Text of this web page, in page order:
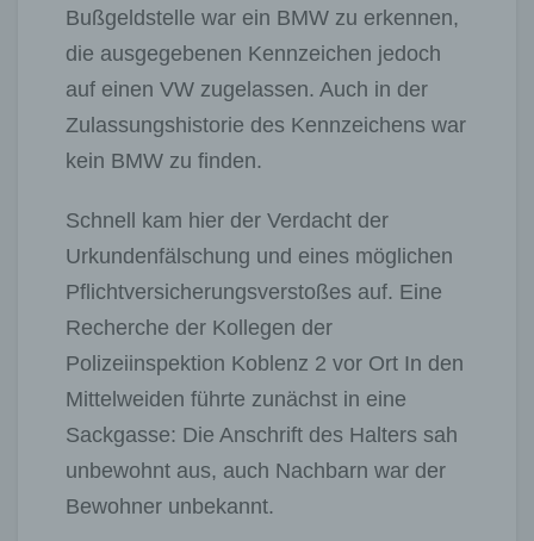
Bußgeldstelle war ein BMW zu erkennen,
die ausgegebenen Kennzeichen jedoch
auf einen VW zugelassen. Auch in der
Zulassungshistorie des Kennzeichens war
kein BMW zu finden.
Schnell kam hier der Verdacht der
Urkundenfälschung und eines möglichen
Pflichtversicherungsverstoßes auf. Eine
Recherche der Kollegen der
Polizeiinspektion Koblenz 2 vor Ort In den
Mittelweiden führte zunächst in eine
Sackgasse: Die Anschrift des Halters sah
unbewohnt aus, auch Nachbarn war der
Bewohner unbekannt.